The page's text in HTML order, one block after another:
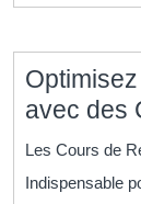
avec des
Les Cours de
Indispensable